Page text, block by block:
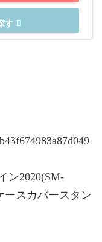
す
ン2020(SM-
ースカバースタン